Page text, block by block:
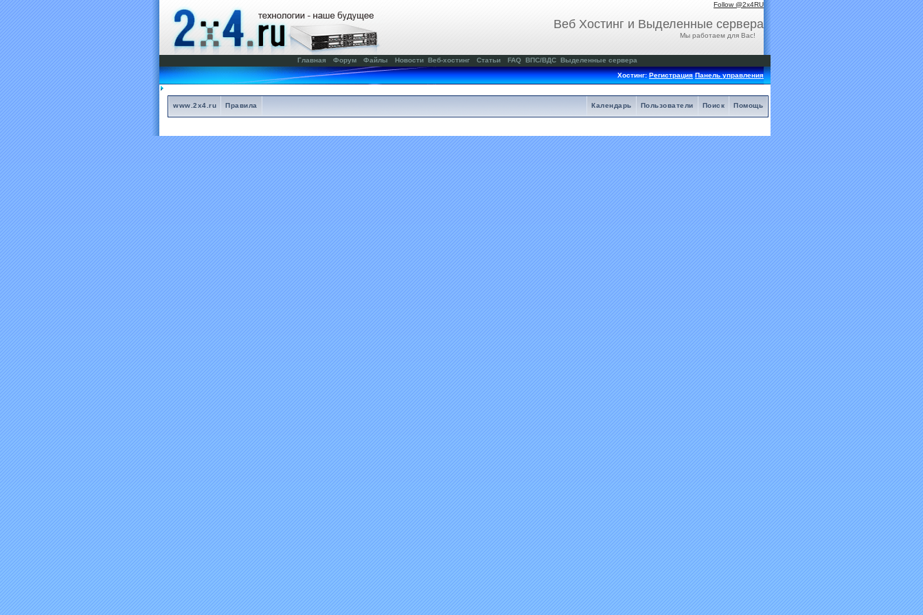
Follow @2x4RU
Веб Хостинг и Выделенные сервера
Мы работаем для Вас!
Главная Форум Файлы Новости Веб-хостинг Статьи FAQ ВПС/ВДС Выделенные сервера
Хостинг:Регистрация Панель управления
www.2x4.ru Правила Помощь
Поиск
Пользователи
Календарь